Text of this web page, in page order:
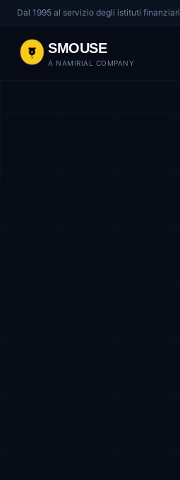
Dal 1995 al servizio degli istituti finanziari
SMOUSE
A NAMIRIAL COMPANY